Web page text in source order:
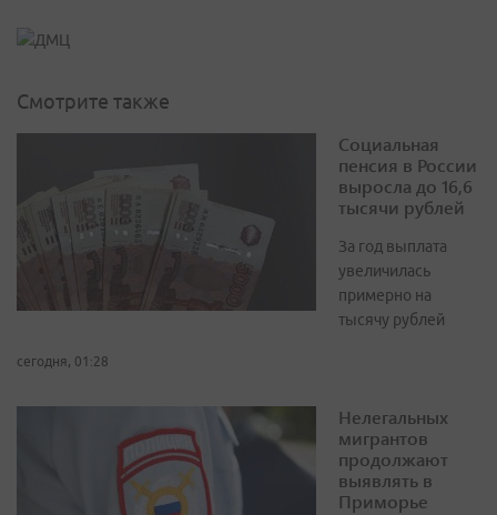
Смотрите также
Социальная
пенсия в России
выросла до 16,6
тысячи рублей
За год выплата
увеличилась
примерно на
тысячу рублей
сегодня, 01:28
Нелегальных
мигрантов
продолжают
выявлять в
Приморье